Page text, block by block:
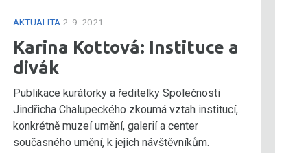
AKTUALITA 2. 9. 2021
Karina Kottová: Instituce a
divák
Publikace kurátorky a ředitelky Společnosti
Jindřicha Chalupeckého zkoumá vztah institucí,
konkrétně muzeí umění, galerií a center
současného umění, k jejich návštěvníkům.